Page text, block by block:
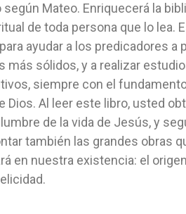
según Mateo. Enriquecerá la
de toda persona que lo lea.
ayudar a los predicadores a
más sólidos, y a realizar
siempre con el
Dios. Al leer este libro, usted
de la vida de Jesús, y
también las grandes obras
en nuestra existencia: el